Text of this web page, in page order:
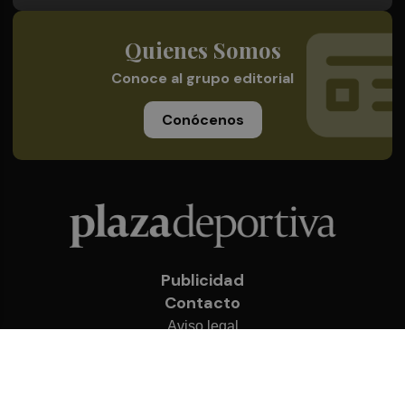
Quienes Somos
Conoce al grupo editorial
Conócenos
Publicidad
Contacto
Aviso legal